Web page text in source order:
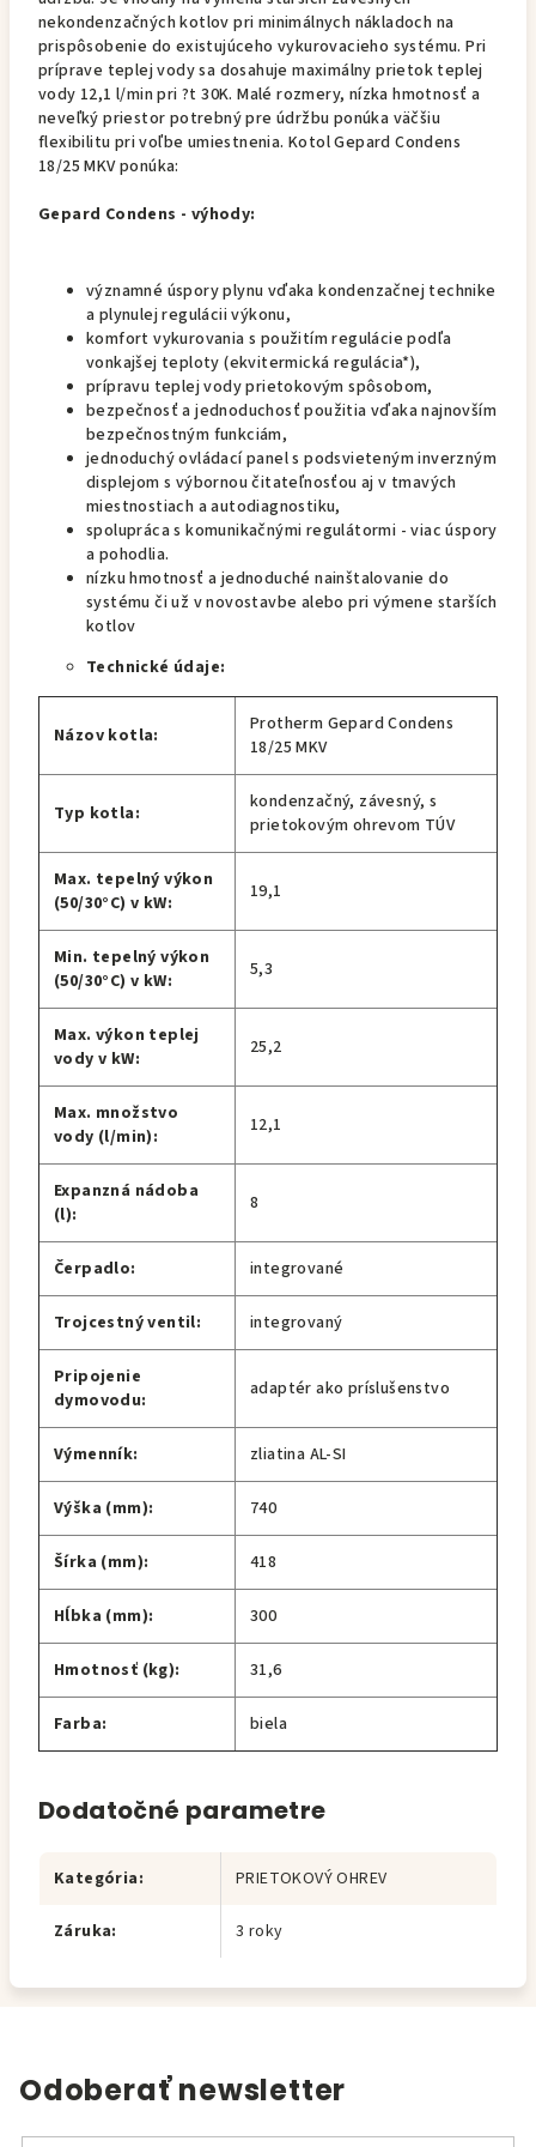
nekondenzačných kotlov pri minimálnych nákladoch na
prispôsobenie do existujúceho vykurovacieho systému. Pri
príprave teplej vody sa dosahuje maximálny prietok teplej
vody 12,1 l/min pri ?t 30K. Malé rozmery, nízka hmotnosť a
neveľký priestor potrebný pre údržbu ponúka väčšiu
flexibilitu pri voľbe umiestnenia. Kotol Gepard Condens
18/25 MKV ponúka:
Gepard Condens - výhody:
významné úspory plynu vďaka kondenzačnej technike
a plynulej regulácii výkonu,
komfort vykurovania s použitím regulácie podľa
vonkajšej teploty (ekvitermická regulácia*),
prípravu teplej vody prietokovým spôsobom,
bezpečnosť a jednoduchosť použitia vďaka najnovším
bezpečnostným funkciám,
jednoduchý ovládací panel s podsvieteným inverzným
displejom s výbornou čitateľnosťou aj v tmavých
miestnostiach a autodiagnostiku,
spolupráca s komunikačnými regulátormi - viac úspory
a pohodlia.
nízku hmotnosť a jednoduché nainštalovanie do
systému či už v novostavbe alebo pri výmene starších
kotlov
Technické údaje:
Názov kotla:
Protherm Gepard Condens
18/25 MKV
Typ kotla:
kondenzačný, závesný, s
prietokovým ohrevom TÚV
Max. tepelný výkon
(50/30°C) v kW:
19,1
Min. tepelný výkon
(50/30°C) v kW:
5,3
Max. výkon teplej
vody v kW:
25,2
Max. množstvo
vody (l/min):
12,1
Expanzná nádoba
(l):
8
Čerpadlo: integrované
Trojcestný ventil: integrovaný
Pripojenie
dymovodu:
adaptér ako príslušenstvo
Výmenník: zliatina AL-SI
Výška (mm): 740
Šírka (mm): 418
Hĺbka (mm): 300
Hmotnosť (kg): 31,6
Farba: biela
Dodatočné parametre
Kategória: PRIETOKOVÝ OHREV
Záruka: 3 roky
Odoberať newsletter